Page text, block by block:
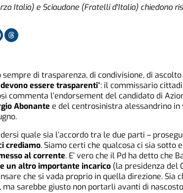
Italia) e Sciaudone (Fratelli d'Italia) chiedono
di trasparenza, di condivisione, di
essere trasparenti“: il commissario
commenta l’endorsement del candidato di
Abonante e del centrosinistra alessandrino
quale sia l’accordo tra le due parti –
crediamo. Siamo certi che qualcosa ci sia sotto
al corrente. E’ vero che il Pd ha detto che
un altro importante incarico (la presidenza del
che si vada proprio in quella direzione. Sia
ma sarebbe giusto non portarli avanti di